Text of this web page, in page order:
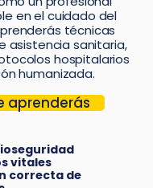
en el cuidado del
técnicas
asistencia sanitaria,
hospitalarios
humanizada.
aprenderás
vitales
correcta de